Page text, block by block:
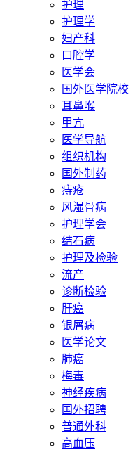
护理
护理学
妇产科
口腔学
医学会
国外医学院校
耳鼻喉
甲亢
医学导航
组织机构
国外制药
痔疮
风湿骨病
护理学会
结石病
护理及检验
流产
诊断检验
肝癌
银屑病
医学论文
肺癌
梅毒
神经疾病
国外招聘
普通外科
高血压